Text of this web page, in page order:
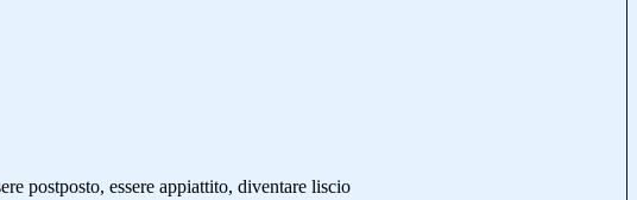
postposto, essere appiattito, diventare liscio